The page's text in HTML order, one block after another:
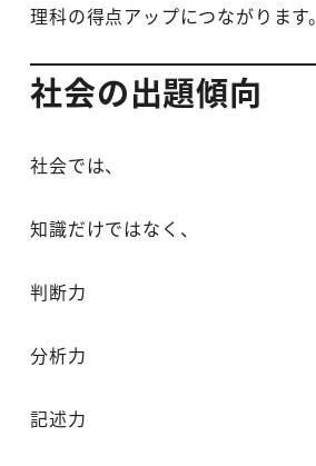
理科の得点アップにつながります。
社会の出題傾向
社会では、
知識だけではなく、
判断力
分析力
記述力